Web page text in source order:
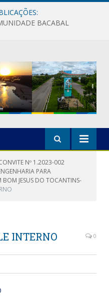
BACABAL
Nº 1.2023-002
PARA
BOM JESUS DO TOCANTINS-
INTERNO 0